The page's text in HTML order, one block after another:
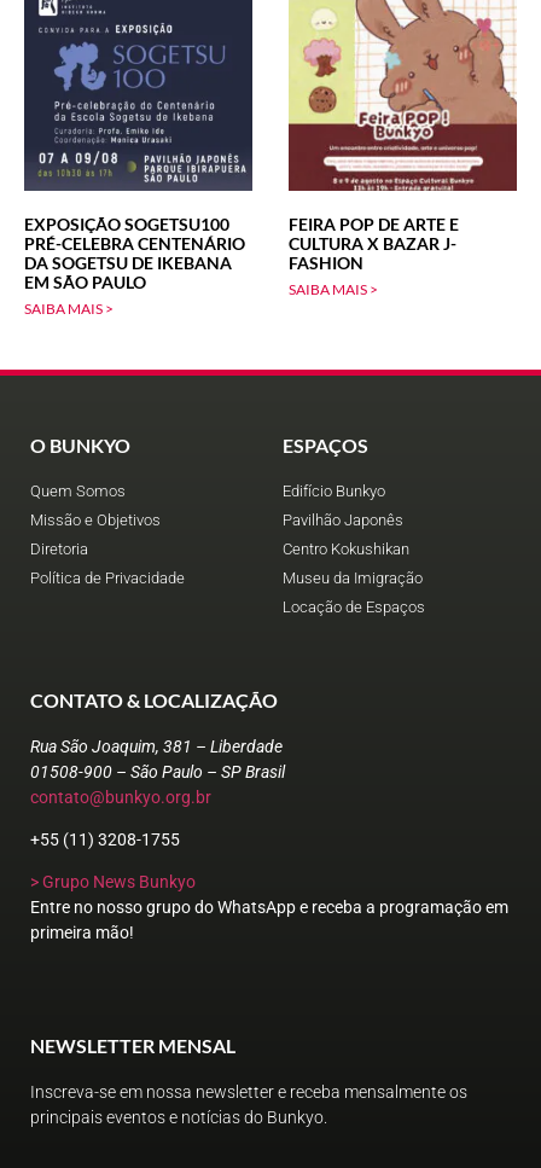
EXPOSIÇÃO SOGETSU100
PRÉ-CELEBRA CENTENÁRIO
DA SOGETSU DE IKEBANA
EM SÃO PAULO
SAIBA MAIS >
FEIRA POP DE ARTE E
CULTURA X BAZAR J-
FASHION
SAIBA MAIS >
O BUNKYO
Quem Somos
Missão e Objetivos
Diretoria
Política de Privacidade
ESPAÇOS
Edifício Bunkyo
Pavilhão Japonês
Centro Kokushikan
Museu da Imigração
Locação de Espaços
CONTATO & LOCALIZAÇÃO
Rua São Joaquim, 381 – Liberdade
01508-900 – São Paulo – SP Brasil
contato@bunkyo.org.br
+55 (11) 3208-1755
> Grupo News Bunkyo
Entre no nosso grupo do WhatsApp e receba a programação em
primeira mão!
NEWSLETTER MENSAL
Inscreva-se em nossa newsletter e receba mensalmente os
principais eventos e notícias do Bunkyo.